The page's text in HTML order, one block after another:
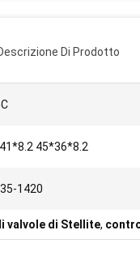
Di Prodotto
45*36*8.2
1420
valvole di Stellite,